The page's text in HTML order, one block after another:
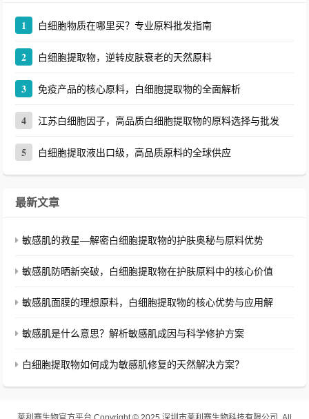
1 白细胞物质在哪里买？专业原料批发指南
2 白细胞提取物，逆转皮肤衰老的天然原料
3 免疫产品的核心原料，白细胞提取物的全面解析
4 江苏白细胞因子，高品质白细胞提取物的原料选择与批发
5 白细胞提取液出口级，高品质原料的全球供应
最新文章
敏感肌的救星—解密白细胞提取物的护肤奥秘与原料优势
敏感肌防晒新突破，白细胞提取物在护肤原料中的核心价值
敏感肌面膜的理想原料，白细胞提取物的核心优势与应用解
敏感肌是什么意思？解析敏感肌成因与科学修护方案
白细胞提取物如何成为敏感肌修复的天然解决方案？